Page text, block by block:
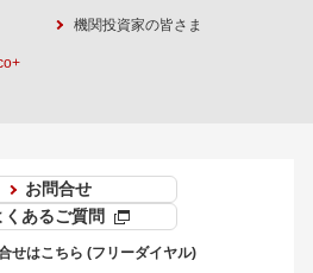
機関投資家の皆さま
お問合せ
くあるご質問
せはこちら (フリーダイヤル)